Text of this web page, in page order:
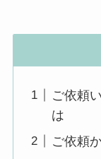
ご依頼
は
ご依頼